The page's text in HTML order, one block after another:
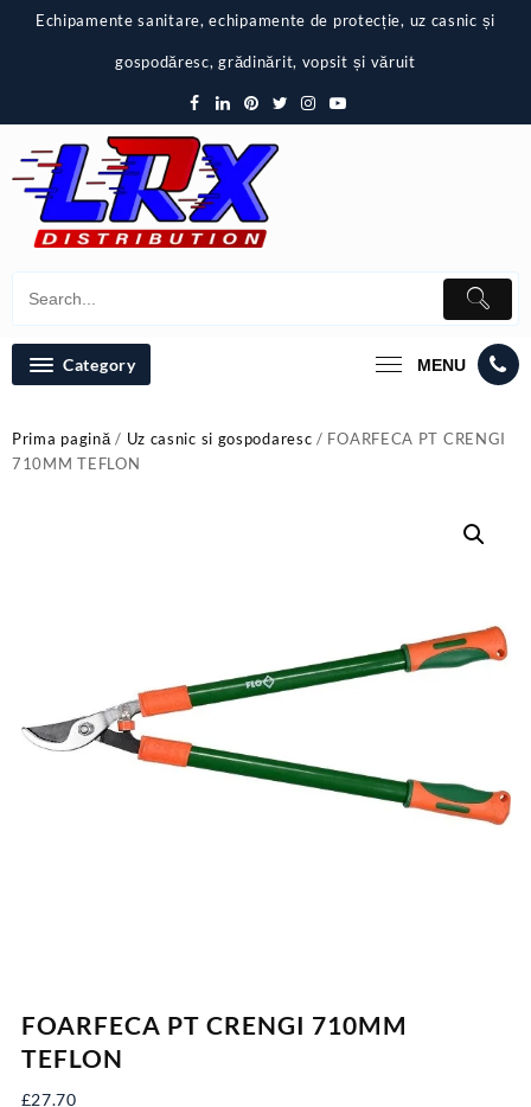
Echipamente sanitare, echipamente de protecție, uz casnic și
gospodăresc, grădinărit, vopsit și văruit
Category MENU
Prima pagină/ Uz casnic si gospodaresc / FOARFECA PT CRENGI
710MM TEFLON
FOARFECA PT CRENGI 710MM
TEFLON
£27.70